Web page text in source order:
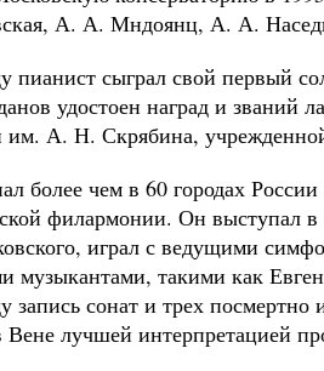
А. А. Мндоянц, А. А.
пианист сыграл свой первый
удостоен наград и званий
им. А. Н. Скрябина,
более чем в 60 городах
филармонии. Он выступал
играл с ведущими
музыкантами, такими как
запись сонат и трех
лучшей интерпретацией